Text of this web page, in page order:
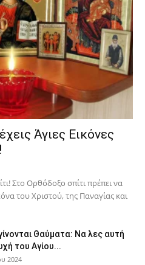
Άγιες Εικόνες
Στο Ορθόδοξο σπίτι πρέπει να
του Χριστού, της Παν­αγίας και
Θαύματα: Να λες αυτή
του Αγίου...
2024